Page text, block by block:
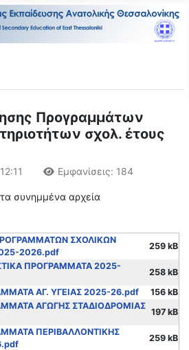
Προγραμμάτων
σχολ. έτους
Εμφανίσεις: 184
συνημμένα αρχεία
ΣΧΟΛΙΚΩΝ
2026.pdf
259 kB
ΠΡΟΓΡΑΜΜΑΤΑ 2025-
258 kB
ΑΓ. ΥΓΕΙΑΣ 2025-26.pdf
156 kB
ΑΓΩΓΗΣ ΣΤΑΔΙΟΔΡΟΜΙΑΣ
197 kB
ΠΕΡΙΒΑΛΛΟΝΤΙΚΗΣ
259 kB